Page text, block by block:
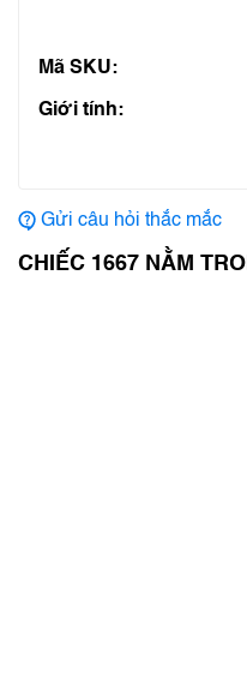
Mã SKU:
Giới tính:
Gửi câu hỏi thắc mắc
CHIẾC 1667 NẰM